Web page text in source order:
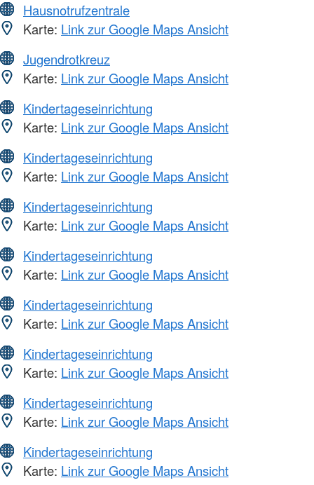
Hausnotrufzentrale
Karte: Link zur Google Maps Ansicht
Jugendrotkreuz
Karte: Link zur Google Maps Ansicht
Kindertageseinrichtung
Karte: Link zur Google Maps Ansicht
Kindertageseinrichtung
Karte: Link zur Google Maps Ansicht
Kindertageseinrichtung
Karte: Link zur Google Maps Ansicht
Kindertageseinrichtung
Karte: Link zur Google Maps Ansicht
Kindertageseinrichtung
Karte: Link zur Google Maps Ansicht
Kindertageseinrichtung
Karte: Link zur Google Maps Ansicht
Kindertageseinrichtung
Karte: Link zur Google Maps Ansicht
Kindertageseinrichtung
Karte: Link zur Google Maps Ansicht